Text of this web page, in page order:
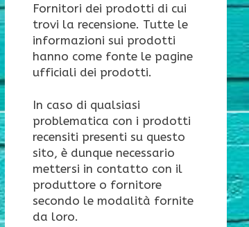
Fornitori dei prodotti di cui
trovi la recensione. Tutte le
informazioni sui prodotti
hanno come fonte le pagine
ufficiali dei prodotti.
In caso di qualsiasi
problematica con i prodotti
recensiti presenti su questo
sito, è dunque necessario
mettersi in contatto con il
produttore o fornitore
secondo le modalità fornite
da loro.